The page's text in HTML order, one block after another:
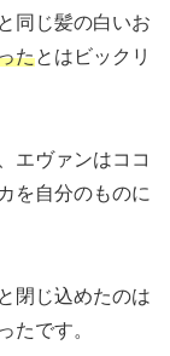
同じ髪の白いお
たとはビックリ
エヴァンはココ
を自分のものに
閉じ込めたのは
たです。